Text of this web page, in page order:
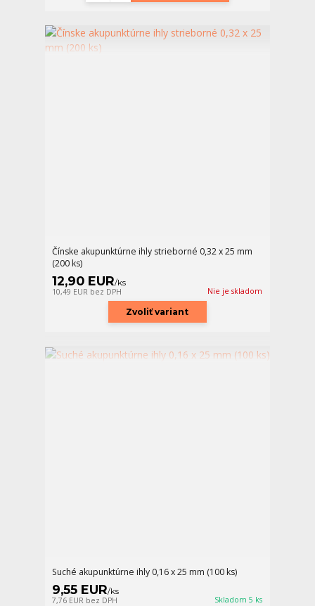
Čínske akupunktúrne ihly strieborné 0,32 x 25 mm
(200 ks)
12,90 EUR/ks
10,49 EUR bez DPH Nie je skladom
Zvoliť variant
Suché akupunktúrne ihly 0,16 x 25 mm (100 ks)
9,55 EUR/ks
7,76 EUR bez DPH Skladom 5 ks